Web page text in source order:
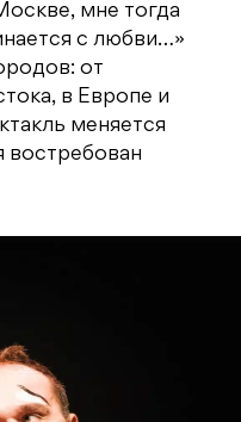
мне тогда
с любви…»
от
в Европе и
меняется
востребован